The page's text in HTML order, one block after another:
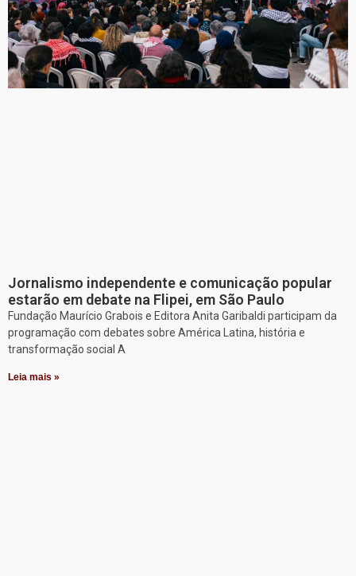
Jornalismo independente e comunicação popular
estarão em debate na Flipei, em São Paulo
Fundação Maurício Grabois e Editora Anita Garibaldi participam da
programação com debates sobre América Latina, história e
transformação social A
Leia mais »